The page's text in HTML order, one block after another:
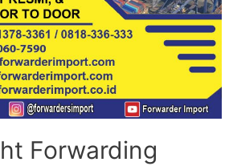
Forwarding